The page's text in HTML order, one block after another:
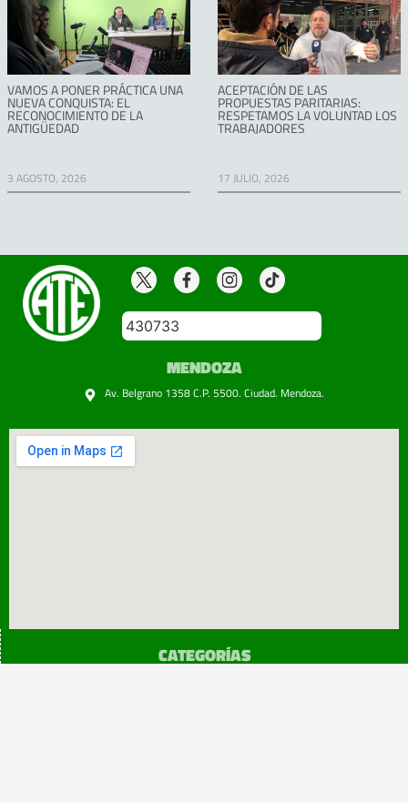
VAMOS A PONER PRÁCTICA UNA
NUEVA CONQUISTA: EL
RECONOCIMIENTO DE LA
ANTIGÜEDAD
3 AGOSTO, 2026
ACEPTACIÓN DE LAS
PROPUESTAS PARITARIAS:
RESPETAMOS LA VOLUNTAD LOS
TRABAJADORES
17 JULIO, 2026
430733
MENDOZA
Av. Belgrano 1358 C.P. 5500. Ciudad. Mendoza.
CATEGORÍAS